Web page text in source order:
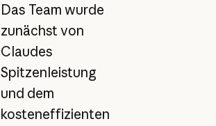
Das Team wurde
zunächst von
Claudes
Spitzenleistung
und dem
kosteneffizienten